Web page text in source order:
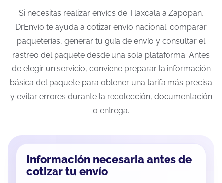
Si necesitas realizar envíos de Tlaxcala a Zapopan,
DrEnvío te ayuda a cotizar envío nacional, comparar
paqueterías, generar tu guía de envío y consultar el
rastreo del paquete desde una sola plataforma. Antes
de elegir un servicio, conviene preparar la información
básica del paquete para obtener una tarifa más precisa
y evitar errores durante la recolección, documentación
o entrega.
Información necesaria antes de
cotizar tu envío